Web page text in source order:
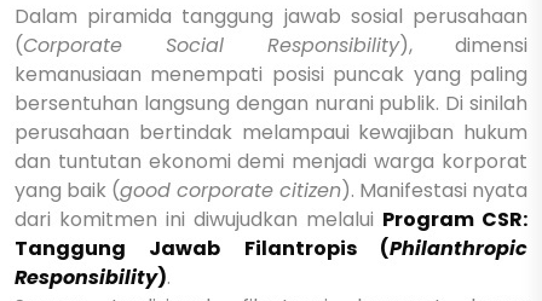
Dalam piramida tanggung jawab sosial perusahaan
(Corporate Social Responsibility), dimensi
kemanusiaan menempati posisi puncak yang paling
bersentuhan langsung dengan nurani publik. Di sinilah
perusahaan bertindak melampaui kewajiban hukum
dan tuntutan ekonomi demi menjadi warga korporat
yang baik (good corporate citizen). Manifestasi nyata
dari komitmen ini diwujudkan melalui Program CSR:
Tanggung Jawab Filantropis (Philanthropic
Responsibility).